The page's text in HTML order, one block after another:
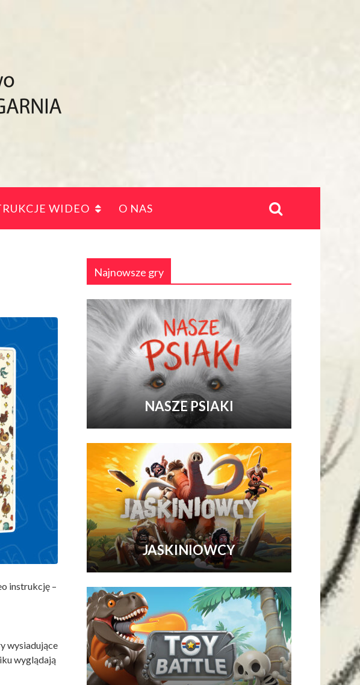
WIDEO O NAS
instrukcję –
wysiadujące
wyglądają
Najnowsze gry
NASZE PSIAKI
JASKINIOWCY